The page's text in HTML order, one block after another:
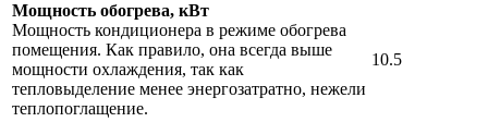
Мощность обогрева, кВт
Мощность кондиционера в режиме обогрева
помещения. Как правило, она всегда выше
мощности охлаждения, так как
тепловыделение менее энергозатратно, нежели
теплопоглащение.
10.5